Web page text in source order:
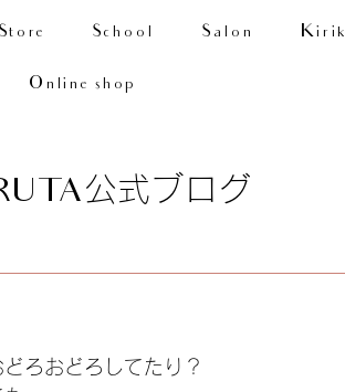
Store School Salon
Online shop
公式ブログ
ろおどろしてたり？